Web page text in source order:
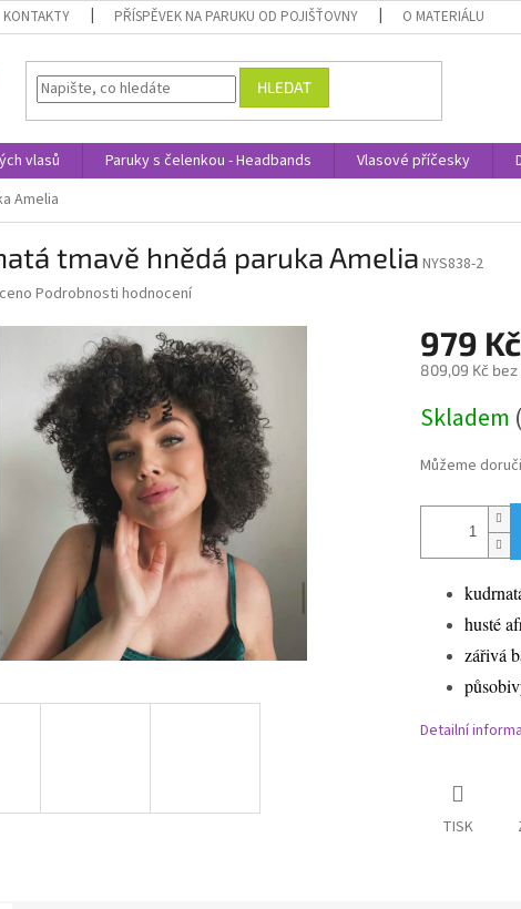
KONTAKTY PŘÍSPĚVEK NA PARUKU OD POJIŠŤOVNY O MATERIÁLU
HLEDAT
vlasů Paruky s čelenkou - Headbands Vlasové příčesky
Amelia
tmavě hnědá paruka Amelia NYS838-2
Podrobnosti hodnocení
979 Kč
809,09 Kč bez
cena:
Skladem
Můžeme
husté
zářivá
Detailní
TISK